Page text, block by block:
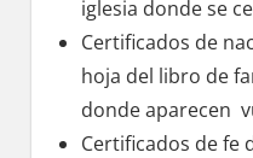
iglesia donde ѕе
Certificados dе
hoja del libro dе
donde aparecen
Certificados dе fe